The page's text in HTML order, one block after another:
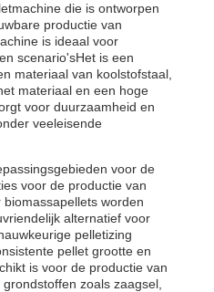
die is ontworpen
productie van
is ideaal voor
scenario'sHet is een
materiaal van koolstofstaal,
materiaal en een hoge
voor duurzaamheid en
veeleisende
voor de
voor de productie van
worden
alternatief voor
pelletizing
pellet grootte en
is voor de productie van
zoals zaagsel,